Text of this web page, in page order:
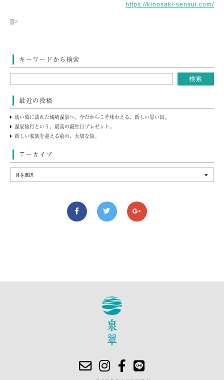
https://kinosaki-sensui.com/
]]>
キーワードから検索
最近の投稿
幼い頃に訪れた城崎温泉へ。今だからこそ味わえる、新しい思い出。
温泉旅行という、最高の誕生日プレゼント。
新しい家族を迎える前の、大切な旅。
アーカイブ